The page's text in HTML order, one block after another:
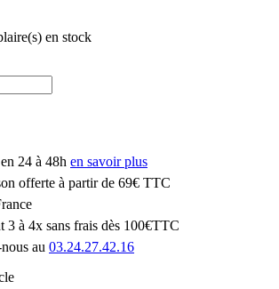
en stock
24 à 48h en savoir plus
offerte à partir de 69€ TTC
3 à 4x sans frais dès 100€TTC
au 03.24.27.42.16